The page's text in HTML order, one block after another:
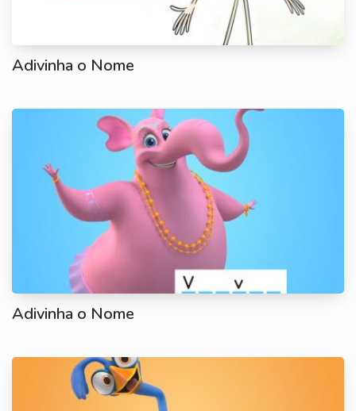
Adivinha o Nome
Adivinha o Nome